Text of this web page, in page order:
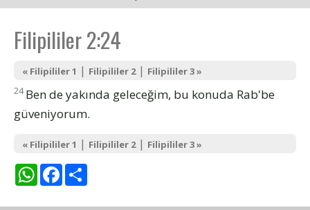
Filipililer 2:24
« Filipililer 1 | Filipililer 2| Filipililer 3 »
24 Ben de yakında geleceğim, bu konuda Rab'be
güveniyorum.
« Filipililer 1 | Filipililer 2| Filipililer 3 »
WhatsAppFacebook